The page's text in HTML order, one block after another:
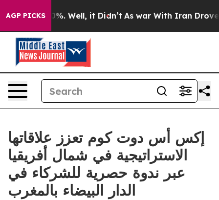
AGP PICKS
40%. Well, it Didn’t As war With Iran Drove oil
إكس أس دوت كوم تعزز علاقاتها
الاستراتيجية في شمال أفريقيا
عبر ندوة حصرية للشركاء في
الدار البيضاء بالمغرب